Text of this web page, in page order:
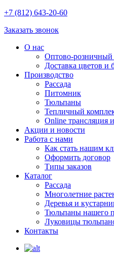
+7 (812) 643-20-60
Заказать звонок
О нас
Оптово-розничный
Доставка цветов и
Производство
Рассада
Питомник
Тюльпаны
Тепличный
Online трансляция
Акции и новости
Работа с нами
Как стать нашим
Оформить договор
Типы заказов
Каталог
Рассада
Многолетние
Деревья и
Тюльпаны нашего
Луковицы
Контакты